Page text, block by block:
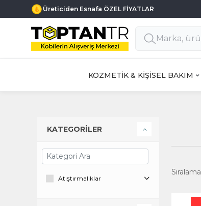
Üreticiden Esnafa ÖZEL FİYATLAR
KOZMETİK & KİŞİSEL BAKIM
Sıralama
KATEGORİLER
Atıştırmalıklar